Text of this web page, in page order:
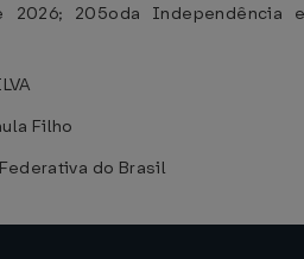
205oda Independência
Filho
do Brasil